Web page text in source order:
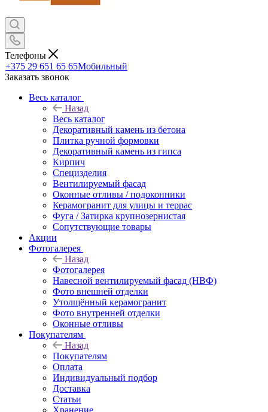
Телефоны
+375 29 651 65 65Мобильный
Заказать звонок
Весь каталог
Назад
Весь каталог
Декоративный камень из бетона
Плитка ручной формовки
Декоративный камень из гипса
Кирпич
Специзделия
Вентилируемый фасад
Оконные отливы / подоконники
Керамогранит для улицы и террас
Фуга / Затирка крупнозернистая
Сопутствующие товары
Акции
Фотогалерея
Назад
Фотогалерея
Навесной вентилируемый фасад (НВФ)
Фото внешней отделки
Утолщённый керамогранит
Фото внутренней отделки
Оконные отливы
Покупателям
Назад
Покупателям
Оплата
Индивидуальный подбор
Доставка
Статьи
Хранение